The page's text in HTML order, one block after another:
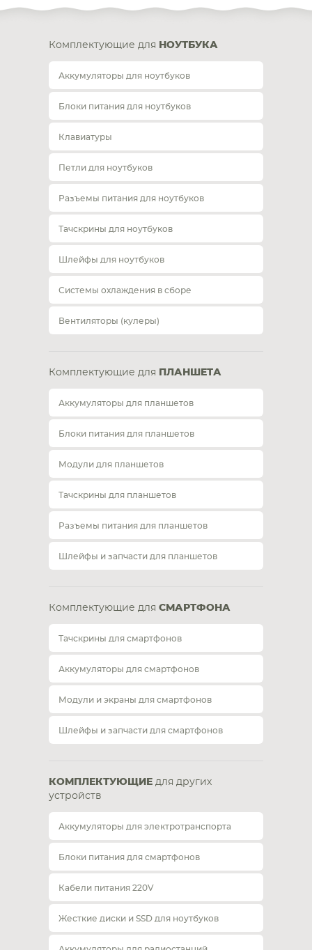
Комплектующие для НОУТБУКА
Аккумуляторы для ноутбуков
Блоки питания для ноутбуков
Клавиатуры
Петли для ноутбуков
Разъемы питания для ноутбуков
Тачскрины для ноутбуков
Шлейфы для ноутбуков
Системы охлаждения в сборе
Вентиляторы (кулеры)
Комплектующие для ПЛАНШЕТА
Аккумуляторы для планшетов
Блоки питания для планшетов
Модули для планшетов
Тачскрины для планшетов
Разъемы питания для планшетов
Шлейфы и запчасти для планшетов
Комплектующие для СМАРТФОНА
Тачскрины для смартфонов
Аккумуляторы для смартфонов
Модули и экраны для смартфонов
Шлейфы и запчасти для смартфонов
КОМПЛЕКТУЮЩИЕ для других
устройств
Аккумуляторы для электротранспорта
Блоки питания для смартфонов
Кабели питания 220V
Жесткие диски и SSD для ноутбуков